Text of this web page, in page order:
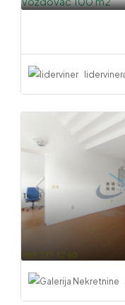
liderviner